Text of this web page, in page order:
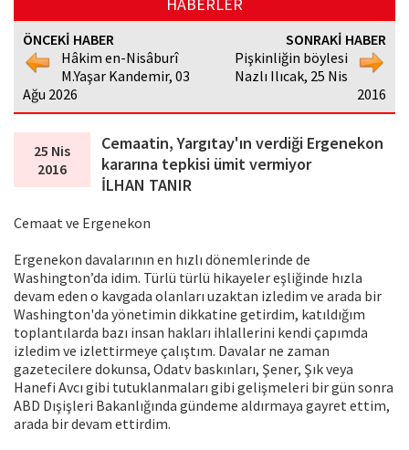
HABERLER
ÖNCEKİ HABER
Hâkim en-Nisâburî
M.Yaşar Kandemir, 03
Ağu 2026
SONRAKİ HABER
Pişkinliğin böylesi
Nazlı Ilıcak, 25 Nis
2016
25 Nis
2016
Cemaatin, Yargıtay'ın verdiği Ergenekon
kararına tepkisi ümit vermiyor
İLHAN TANIR
Cemaat ve Ergenekon
Ergenekon davalarının en hızlı dönemlerinde de
Washington’da idim. Türlü türlü hikayeler eşliğinde hızla
devam eden o kavgada olanları uzaktan izledim ve arada bir
Washington'da yönetimin dikkatine getirdim, katıldığım
toplantılarda bazı insan hakları ihlallerini kendi çapımda
izledim ve izlettirmeye çalıştım. Davalar ne zaman
gazetecilere dokunsa, Odatv baskınları, Şener, Şık veya
Hanefi Avcı gibi tutuklanmaları gibi gelişmeleri bir gün sonra
ABD Dışişleri Bakanlığında gündeme aldırmaya gayret ettim,
arada bir devam ettirdim.